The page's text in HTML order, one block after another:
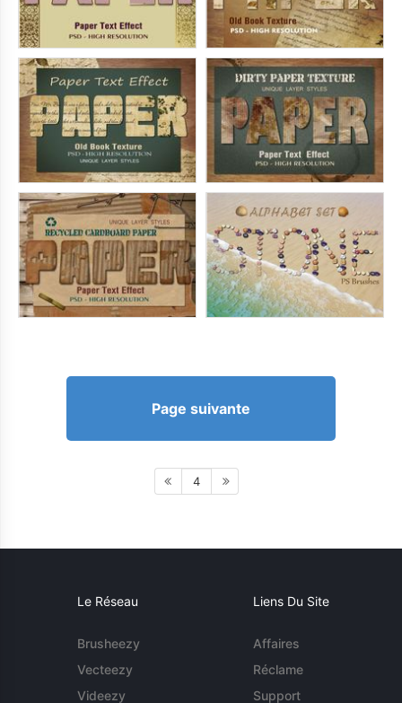
Page suivante
4
Le Réseau
Brusheezy
Vecteezy
Videezy
Liens Du Site
Affaires
Réclame
Support